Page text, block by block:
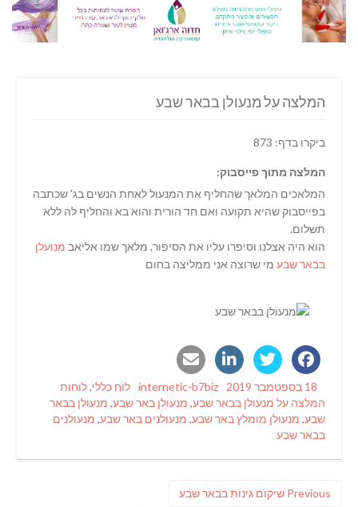
המלצה על מנעולן בבאר שבע
ביקרו בדף: 873
המלצה מתוך פייסבוק:
המלאכים המלאך שהחליף את המנעול לאחת הנשים בג' שכתבה
בפייסבוק שהיא תקועה ואם חד הורית והוא בא והחליף לה ללא
תשלום.
הוא היה אצלנו וסיפרו עליו את הסיפור, מלאך שמו אליאב מנועלן
בבאר שבע מי שרוצה אני ממליצה בחום
Posted
on
18 בספטמבר 2019 Author
internetic-b7biz
Categories
לוח כללי,לוחות
המלצה על מנעולן בבאר שבע, מנעולן באר שבע, מנעולן בבאר
שבע, מנעולן מומלץ באר שבע, מנעולנים באר שבע, מנעולנים
בבאר שבע
Previous
Previous
שיקום גינות בבאר שבע